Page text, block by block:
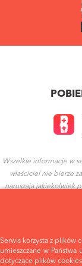
Serwis korzysta z plików
umieszczane w
dotyczące plików
Wszelkie informacje w
właściciel nie bierze
naruszaja jakiekolwiek